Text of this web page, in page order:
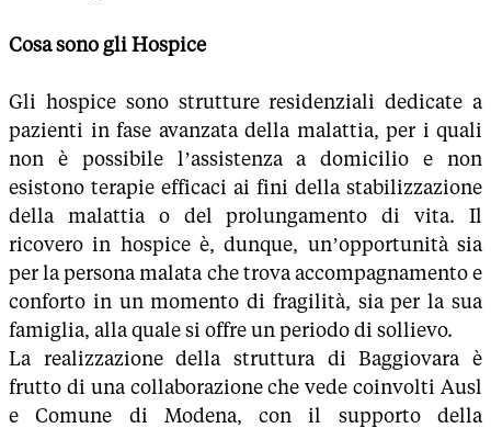
Cosa sono gli Hospice
Gli hospice sono strutture residenziali dedicate a
pazienti in fase avanzata della malattia, per i quali
non è possibile l’assistenza a domicilio e non
esistono terapie efficaci ai fini della stabilizzazione
della malattia o del prolungamento di vita. Il
ricovero in hospice è, dunque, un’opportunità sia
per la persona malata che trova accompagnamento e
conforto in un momento di fragilità, sia per la sua
famiglia, alla quale si offre un periodo di sollievo.
La realizzazione della struttura di Baggiovara è
frutto di una collaborazione che vede coinvolti Ausl
e Comune di Modena, con il supporto della